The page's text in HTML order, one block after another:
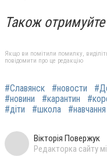
Також
Якщо ви помітили помилку,
повідомити про це редакцію
#Славянск #новости
#новини
#карантин
#діти
#школа #навчання
Вікторія Повержук
Редакторка сайту